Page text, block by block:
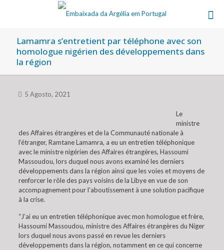
Lamamra s’entretient par téléphone avec son
homologue nigérien des développements dans
la région
5 Agosto, 2021
Le
ministre
des Affaires étrangères et de la Communauté nationale à
l’étranger, Ramtane Lamamra, a eu un entretien téléphonique
avec le ministre nigérien des Affaires étrangères, Hassoumi
Massoudou, lors duquel nous avons examiné les derniers
développements dans la région ainsi que les voies et moyens de
renforcer le rôle des pays voisins de la Libye en vue de son
accompagnement pour l’aboutissement à une solution pacifique
à la crise.
“J’ai eu un entretien téléphonique avec mon homologue et frère,
Hassoumi Massoudou, ministre des Affaires étrangères du Niger
lors duquel nous avons passé en revue les derniers
développements dans la région, notamment en ce qui concerne